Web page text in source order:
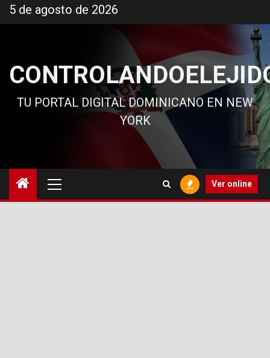
al
5 de agosto de 2026
TU PORTAL DIGITAL DOMINICANO EN NEW
YORK
principal
Ver online